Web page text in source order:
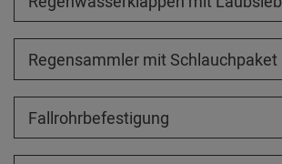
Regensammler mit Schlauchpaket
Fallrohrbefestigung